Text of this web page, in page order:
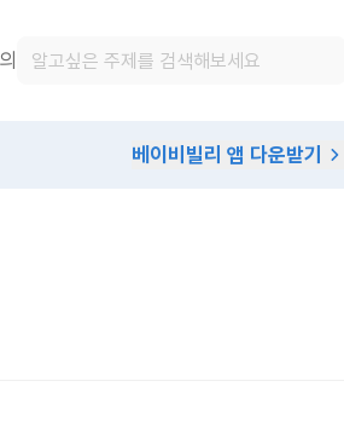
베이비빌리 앱 다운받기